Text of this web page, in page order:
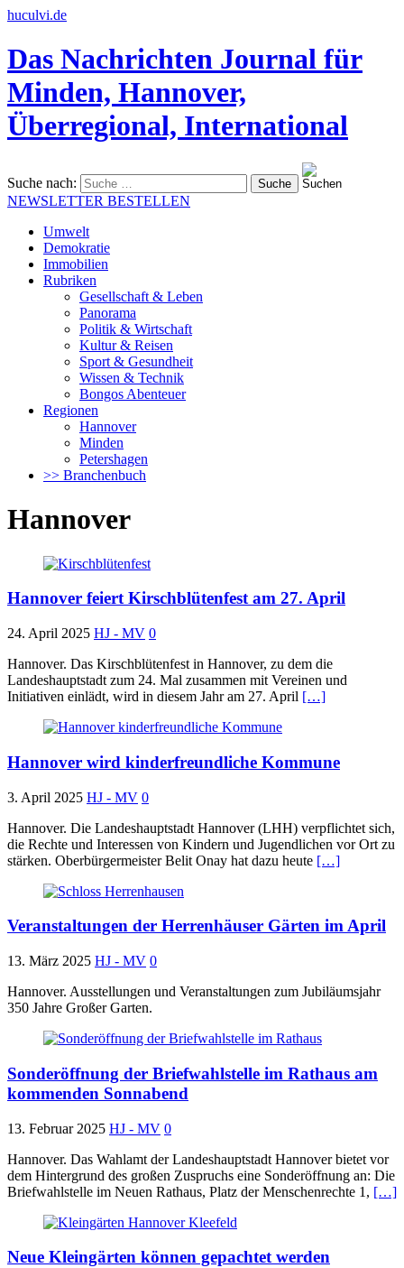
huculvi.de
Das Nachrichten Journal für
Minden, Hannover,
Überregional, International
Suche nach:
NEWSLETTER BESTELLEN
Umwelt
Demokratie
Immobilien
Rubriken
Gesellschaft & Leben
Panorama
Politik & Wirtschaft
Kultur & Reisen
Sport & Gesundheit
Wissen & Technik
Bongos Abenteuer
Regionen
Hannover
Minden
Petershagen
>> Branchenbuch
Hannover
Hannover feiert Kirschblütenfest am 27. April
24. April 2025 HJ - MV 0
Hannover. Das Kirschblütenfest in Hannover, zu dem die
Landeshauptstadt zum 24. Mal zusammen mit Vereinen und
Initiativen einlädt, wird in diesem Jahr am 27. April […]
Hannover wird kinderfreundliche Kommune
3. April 2025 HJ - MV 0
Hannover. Die Landeshauptstadt Hannover (LHH) verpflichtet sich,
die Rechte und Interessen von Kindern und Jugendlichen vor Ort zu
stärken. Oberbürgermeister Belit Onay hat dazu heute […]
Veranstaltungen der Herrenhäuser Gärten im April
13. März 2025 HJ - MV 0
Hannover. Ausstellungen und Veranstaltungen zum Jubiläumsjahr
350 Jahre Großer Garten.
Sonderöffnung der Briefwahlstelle im Rathaus am
kommenden Sonnabend
13. Februar 2025 HJ - MV 0
Hannover. Das Wahlamt der Landeshauptstadt Hannover bietet vor
dem Hintergrund des großen Zuspruchs eine Sonderöffnung an: Die
Briefwahlstelle im Neuen Rathaus, Platz der Menschenrechte 1, […]
Neue Kleingärten können gepachtet werden